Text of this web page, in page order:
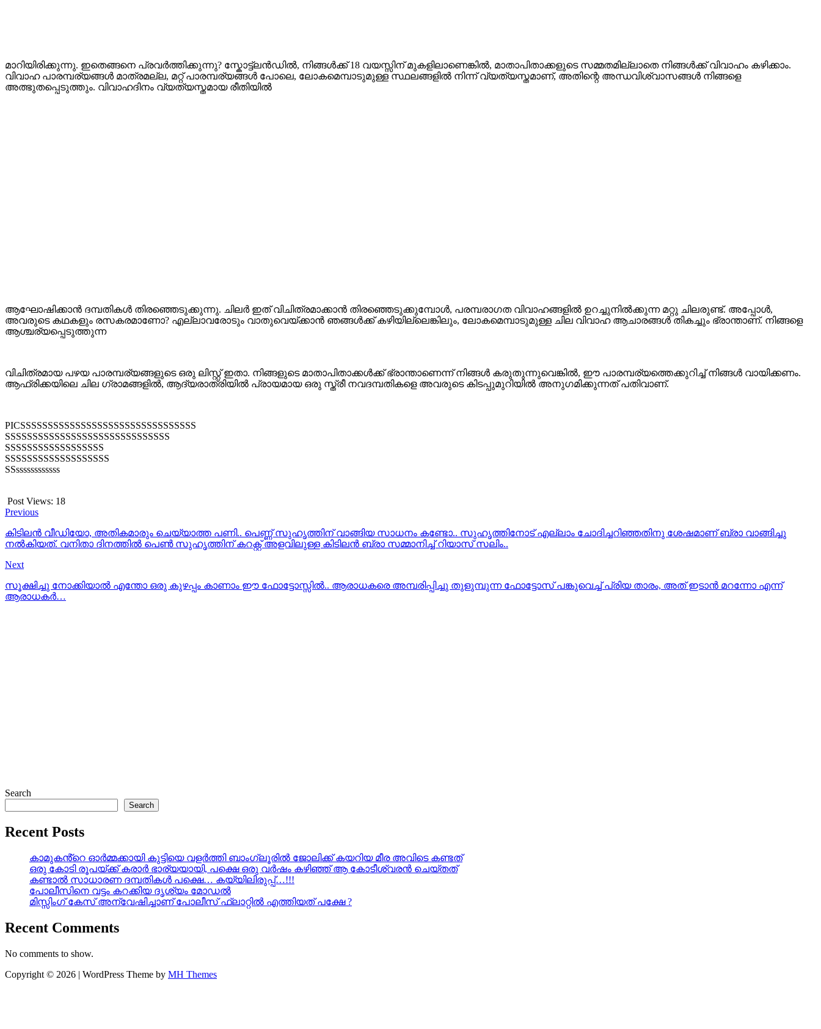
മാറിയിരിക്കുന്നു. ഇതെങ്ങനെ പ്രവർത്തിക്കുന്നു? സ്കോട്ട്ലൻഡിൽ, നിങ്ങൾക്ക് 18 വയസ്സിന് മുകളിലാണെങ്കിൽ, മാതാപിതാക്കളുടെ സമ്മതമില്ലാതെ നിങ്ങൾക്ക് വിവാഹം കഴിക്കാം.
വിവാഹ പാരമ്പര്യങ്ങൾ മാത്രമല്ല, മറ്റ് പാരമ്പര്യങ്ങൾ പോലെ, ലോകമെമ്പാടുമുള്ള സ്ഥലങ്ങളിൽ നിന്ന് വ്യത്യസ്തമാണ്, അതിന്റെ അന്ധവിശ്വാസങ്ങൾ നിങ്ങളെ
അത്ഭുതപ്പെടുത്തും. വിവാഹദിനം വ്യത്യസ്തമായ രീതിയിൽ
ആഘോഷിക്കാൻ ദമ്പതികൾ തിരഞ്ഞെടുക്കുന്നു. ചിലർ ഇത് വിചിത്രമാക്കാൻ തിരഞ്ഞെടുക്കുമ്പോൾ, പരമ്പരാഗത വിവാഹങ്ങളിൽ ഉറച്ചുനിൽക്കുന്ന മറ്റു ചിലരുണ്ട്. അപ്പോൾ,
അവരുടെ കഥകളും രസകരമാണോ? എല്ലാവരോടും വാതുവെയ്ക്കാൻ ഞങ്ങൾക്ക് കഴിയില്ലെങ്കിലും, ലോകമെമ്പാടുമുള്ള ചില വിവാഹ ആചാരങ്ങൾ തികച്ചും ഭ്രാന്താണ്. നിങ്ങളെ
ആശ്ചര്യപ്പെടുത്തുന്ന
വിചിത്രമായ പഴയ പാരമ്പര്യങ്ങളുടെ ഒരു ലിസ്റ്റ് ഇതാ. നിങ്ങളുടെ മാതാപിതാക്കൾക്ക് ഭ്രാന്താണെന്ന് നിങ്ങൾ കരുതുന്നുവെങ്കിൽ, ഈ പാരമ്പര്യത്തെക്കുറിച്ച് നിങ്ങൾ വായിക്കണം.
ആഫ്രിക്കയിലെ ചില ഗ്രാമങ്ങളിൽ, ആദ്യരാത്രിയിൽ പ്രായമായ ഒരു സ്ത്രീ നവദമ്പതികളെ അവരുടെ കിടപ്പുമുറിയിൽ അനുഗമിക്കുന്നത് പതിവാണ്.
PICSSSSSSSSSSSSSSSSSSSSSSSSSSSSSSSS
SSSSSSSSSSSSSSSSSSSSSSSSSSSSSS
SSSSSSSSSSSSSSSSSS
SSSSSSSSSSSSSSSSSSS
SSssssssssssss
Post Views: 18
Previous
കിടിലന്‍ വീഡിയോ, അതികമാരും ചെയ്യാത്ത പണി.. പെണ്ണ് സുഹൃത്തിന് വാങ്ങിയ സാധനം കണ്ടോ.. സുഹൃത്തിനോട് എല്ലാം ചോദിച്ചറിഞ്ഞതിനു ശേഷമാണ് ബ്രാ വാങ്ങിച്ചു
നൽകിയത്. വനിതാ ദിനത്തിൽ പെൺ സുഹൃത്തിന് കറക്റ്റ് അളവിലുള്ള കിടിലന്‍ ബ്രാ സമ്മാനിച്ച് റിയാസ് സലിം..
Next
സൂക്ഷിച്ചു നോക്കിയാല്‍ എന്തോ ഒരു കുഴപ്പം കാണാം ഈ ഫോട്ടോസ്സില്‍.. ആരാധകരെ അമ്പരിപ്പിച്ചു തുളുമ്പുന്ന ഫോട്ടോസ് പങ്കുവെച്ച് പ്രിയ താരം, അത് ഇടാന്‍ മറന്നോ എന്ന്
ആരാധകര്‍…
Search
Search
Recent Posts
കാമുകൻ്റെ ഓർമ്മക്കായി കുട്ടിയെ വളർത്തി ബാംഗ്ലൂരിൽ ജോലിക്ക് കയറിയ മീര അവിടെ കണ്ടത്
ഒരു കോടി രൂപയ്ക്ക് കരാർ ഭാര്യയായി, പക്ഷെ ഒരു വർഷം കഴിഞ്ഞ് ആ കോടീശ്വരൻ ചെയ്തത്
കണ്ടാൽ സാധാരണ ദമ്പതികൾ പക്ഷെ… കയ്യിലിരുപ്പ്…!!!
പോലീസിനെ വട്ടം കറക്കിയ ദൃശ്യം മോഡല്‍
മിസ്സിംഗ് കേസ് അന്വേഷിച്ചാണ് പോലീസ് ഫ്ലാറ്റിൽ എത്തിയത് പക്ഷേ ?
Recent Comments
No comments to show.
Copyright © 2026 | WordPress Theme by MH Themes